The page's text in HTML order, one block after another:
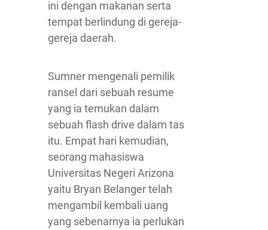
ini dengan makanan serta
tempat berlindung di gereja-
gereja daerah.
Sumner mengenali pemilik
ransel dari sebuah resume
yang ia temukan dalam
sebuah flash drive dalam tas
itu. Empat hari kemudian,
seorang mahasiswa
Universitas Negeri Arizona
yaitu Bryan Belanger telah
mengambil kembali uang
yang sebenarnya ia perlukan